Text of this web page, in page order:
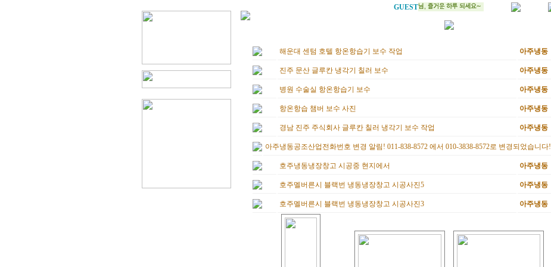
GUEST
해운대 센텀 호텔 항온항습기 보수 작업
아주냉동
진주 문산 글루칸 냉각기 칠러 보수 아주냉동
병원 수술실 항온항습기 보수 아주냉동
항온항습 챔버 보수 사진 아주냉동
경남 진주 주식회사 글루칸 칠러 냉각기 보수 작업 아주냉동
아주냉동공조산업전화번호 변경 알림! 011-838-8572 에서 010-3838-8572로 변경되었습니다!
호주냉동냉장창고 시공중 현지에서 아주냉동
호주멜버른시 블랙번 냉동냉장창고 시공사진5 아주냉동
호주멜버른시 블랙번 냉동냉장창고 시공사진3 아주냉동